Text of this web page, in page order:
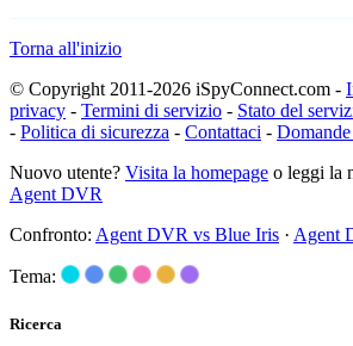
Torna all'inizio
© Copyright 2011-2026 iSpyConnect.com -
privacy - Termini di servizio - Stato del
- Politica di sicurezza - Contattaci -
Nuovo utente? Visita la homepage o leggi la
Agent DVR
Confronto: Agent DVR vs Blue Iris · Agent
Tema:
Ricerca